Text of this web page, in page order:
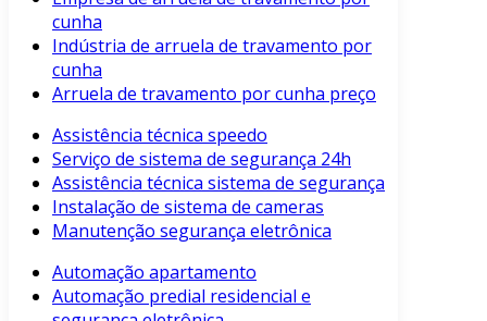
cunha
Indústria de arruela de travamento por
cunha
Arruela de travamento por cunha preço
Assistência técnica speedo
Serviço de sistema de segurança 24h
Assistência técnica sistema de segurança
Instalação de sistema de cameras
Manutenção segurança eletrônica
Automação apartamento
Automação predial residencial e